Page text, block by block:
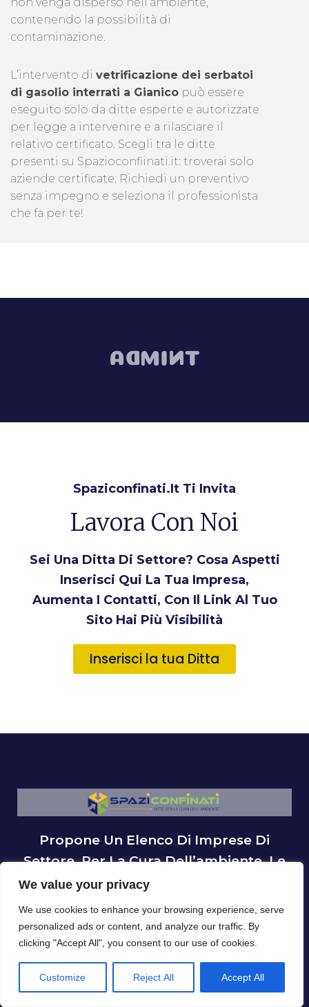
We value your privacy
We use cookies to enhance your browsing experience, serve
personalized ads or content, and analyze our traffic. By
clicking "Accept All", you consent to our use of cookies.
Customize Reject All Accept All
non venga disperso nell’ambiente,
contenendo la possibilità di
contaminazione.
L’intervento di vetrificazione dei serbatoi
di gasolio interrati a Gianico può essere
eseguito solo da ditte esperte e autorizzate
per legge a intervenire e a rilasciare il
relativo certificato. Scegli tra le ditte
presenti su Spazioconfiinati.it: troverai solo
aziende certificate. Richiedi un preventivo
senza impegno e seleziona il professionista
che fa per te!
Spaziconfinati.it Ti Invita
Lavora Con Noi
Sei Una Ditta Di Settore? Cosa Aspetti
Inserisci Qui La Tua Impresa,
Aumenta I Contatti, Con Il Link Al Tuo
Sito Hai Più Visibilità
Inserisci la tua Ditta
Propone Un Elenco Di Imprese Di
Settore, Per La Cura Dell’ambiente, Le
Quali Si Occupano Di: Bonifica,
Smaltimento, Risanamento,
Decontaminazione, Attività Rivolte Al
BtoB E Al BtoC.